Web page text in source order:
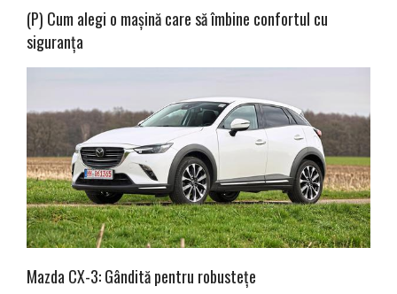
(P) Cum alegi o mașină care să îmbine confortul cu
siguranța
Mazda CX-3: Gândită pentru robustețe